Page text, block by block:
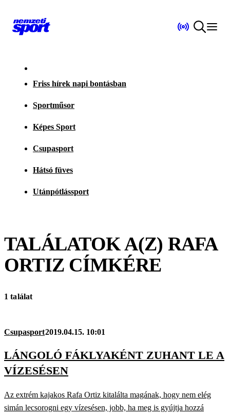
Friss hírek napi bontásban
Sportműsor
Képes Sport
Csupasport
Hátsó füves
Utánpótlássport
TALÁLATOK A(Z) RAFA
ORTIZ CÍMKÉRE
1 találat
Csupasport2019.04.15. 10:01
LÁNGOLÓ FÁKLYAKÉNT ZUHANT LE A
VÍZESÉSEN
Az extrém kajakos Rafa Ortiz kitalálta magának, hogy nem elég
simán lecsorogni egy vízesésen, jobb, ha meg is gyújtja hozzá